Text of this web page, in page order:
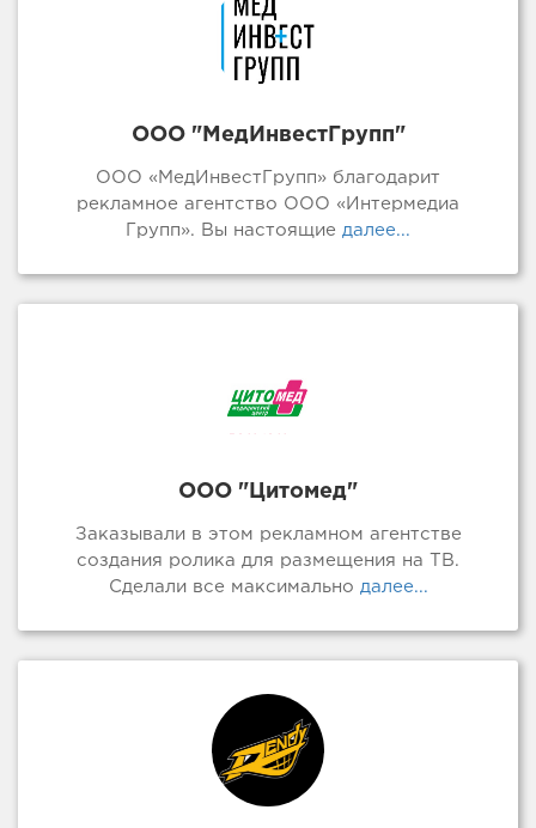
ООО "МедИнвестГрупп"
ООО «МедИнвестГрупп» благодарит
рекламное агентство ООО «Интермедиа
Групп». Вы настоящие далее...
ООО "Цитомед"
Заказывали в этом рекламном агентстве
создания ролика для размещения на ТВ.
Сделали все максимально далее...